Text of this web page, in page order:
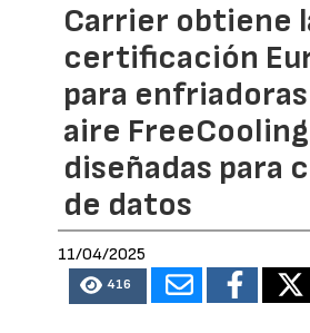
Carrier obtiene
certificación
para
aire FreeCooling
diseñadas para
de datos
11/04/2025
416